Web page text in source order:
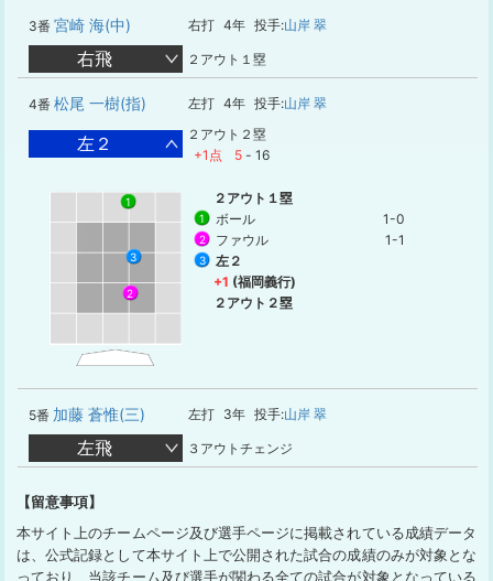
3番 宮崎 海(中) 右打 4年 投手:山岸 翠
右飛 ２アウト１塁
4番 松尾 一樹(指) 左打 4年 投手:山岸 翠
左２
２アウト２塁
+1点
5 - 16
1
2
3
２アウト１塁
1 ボール 1-0
2 ファウル 1-1
3
左２
+1 (福岡義行)
２アウト２塁
5番 加藤 蒼惟(三) 左打 3年 投手:山岸 翠
左飛 ３アウトチェンジ
【留意事項】
本サイト上のチームページ及び選手ページに掲載されている成績データ
は、公式記録として本サイト上で公開された試合の成績のみが対象とな
っており、当該チーム及び選手が関わる全ての試合が対象となっている